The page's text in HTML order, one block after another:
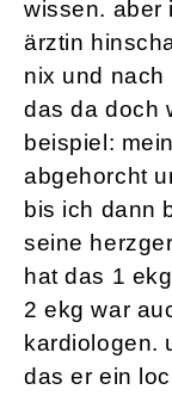
wissen. aber
ärztin
nix und nach
das da doch
beispiel:
abgehorcht
bis ich dann
seine
hat das 1
2 ekg war
kardiologen.
das er ein